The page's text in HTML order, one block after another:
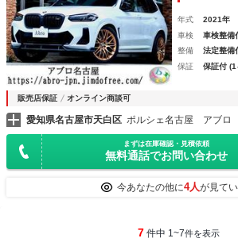
年式 2021年
車検
車検整備
整備
法定整備
保証
保証付
販売店保証 オンライン商談可
愛知県名古屋市天白区 ポルシェ名古屋 アブロ
まずは在庫確認・見積依頼
無料通話でお問い合わせ
今あなたの他に4人が見て
7 件中 1~7件を表示